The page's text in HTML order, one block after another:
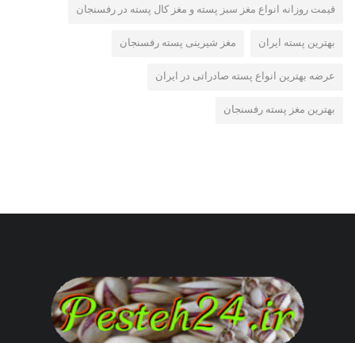
قیمت روزانه انواع مغز سبز پسته و مغز کال پسته در رفسنجان
بهترین پسته ایران مغز شیرینی پسته رفسنجان
عرضه بهترین انواع پسته صادراتی در ایران
بهترین مغز پسته رفسنجان